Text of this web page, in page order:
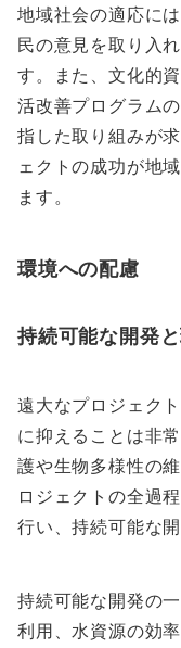
地域社会の適応に
民の意見を取り入
す。また、文化的
活改善プログラム
指した取り組みが
ェクトの成功が地
ます。
環境への配慮
持続可能な開発
遠大なプロジェク
に抑えることは非
護や生物多様性の
ロジェクトの全過
行い、持続可能な
持続可能な開発の
利用、水資源の効